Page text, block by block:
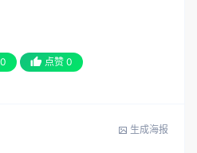
0 点赞 0
生成海报